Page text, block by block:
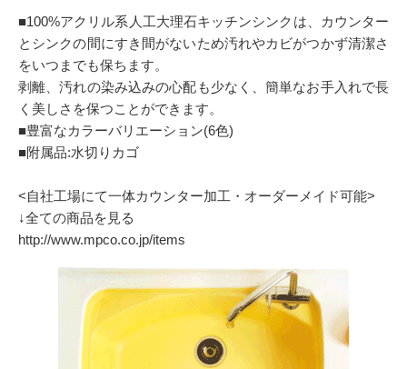
お気に入り
■100%アクリル系人工大理石キッチンシンクは、カウンター
とシンクの間にすき間がないため汚れやカビがつかず清潔さ
をいつまでも保ちます。
剥離、汚れの染み込みの心配も少なく、簡単なお手入れで長
く美しさを保つことができます。
■豊富なカラーバリエーション(6色)
■附属品:水切りカゴ
<自社工場にて一体カウンター加工・オーダーメイド可能>
↓全ての商品を見る
http://www.mpco.co.jp/items